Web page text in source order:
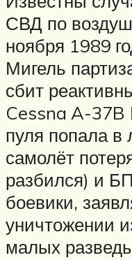
СВД по
ноября 1989
Мигель
сбит
Cessna A-
пуля попала в
самолёт
разбился) и
боевики,
уничтожении
малых